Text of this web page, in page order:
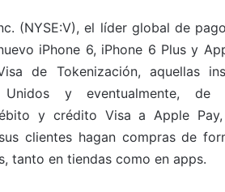
(NYSE:V), el líder global de
iPhone 6, iPhone 6 Plus y
de Tokenización, aquellas
y eventualmente, de
y crédito Visa a Apple
clientes hagan compras de
tanto en tiendas como en apps.